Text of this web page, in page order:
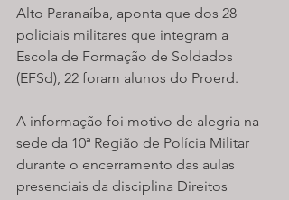
Alto Paranaíba, aponta que dos 28
policiais militares que integram a
Escola de Formação de Soldados
(EFSd), 22 foram alunos do Proerd.
A informação foi motivo de alegria na
sede da 10ª Região de Polícia Militar
durante o encerramento das aulas
presenciais da disciplina Direitos